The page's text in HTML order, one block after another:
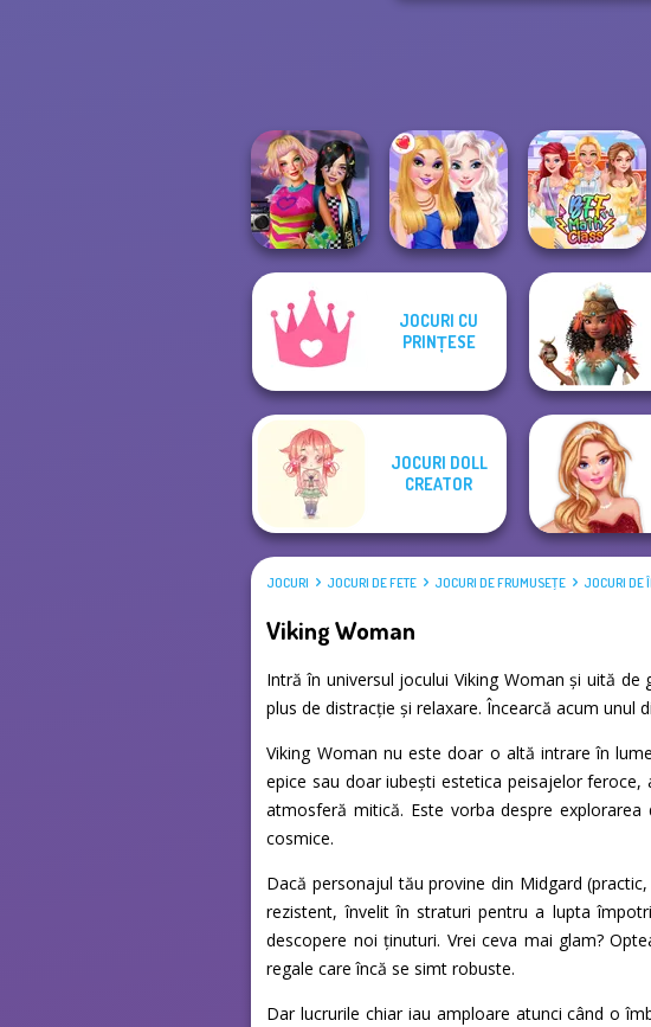
BFFs Weirdcore
Aesthetic
BFFs Night Out BFF Math Class
JOCURI CU
PRINȚESE
JOCURI DOLL
CREATOR
JOCURI JOCURI DE FETE JOCURI DE FRUMUSEŢE JOCURI DE
Viking Woman
Intră în universul jocului Viking Woman și uită
plus de distracție și relaxare. Încearcă acum unul
Viking Woman nu este doar o altă intrare în
epice sau doar iubești estetica peisajelor
atmosferă mitică. Este vorba despre
cosmice.
Dacă personajul tău provine din Midgard
rezistent, învelit în straturi pentru a lupta
descopere noi ținuturi. Vrei ceva mai glam?
regale care încă se simt robuste.
Dar lucrurile chiar iau amploare atunci când o